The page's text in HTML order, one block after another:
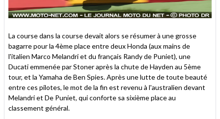
La course dans la course devait alors se résumer à une grosse
bagarre pour la 4ème place entre deux Honda (aux mains de
l'italien Marco Melandri et du français Randy de Puniet), une
Ducati emmenée par Stoner après la chute de Hayden au 5ème
tour, et la Yamaha de Ben Spies. Après une lutte de toute beauté
entre ces pilotes, le mot de la fin est revenu à l'australien devant
Melandri et De Puniet, qui conforte sa sixième place au
classement général.